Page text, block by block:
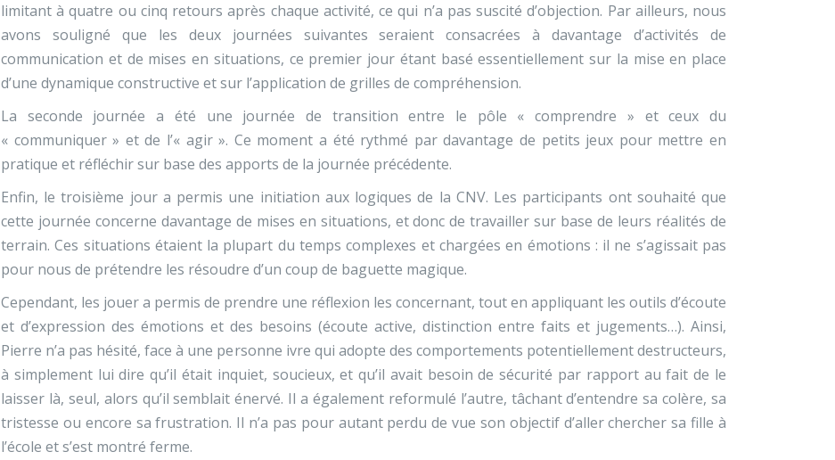
limitant à quatre ou cinq retours après chaque activité, ce qui n’a pas suscité d’objection. Par ailleurs, nous
avons souligné que les deux journées suivantes seraient consacrées à davantage d’activités de
communication et de mises en situations, ce premier jour étant basé essentiellement sur la mise en place
d’une dynamique constructive et sur l’application de grilles de compréhension.
La seconde journée a été une journée de transition entre le pôle « comprendre » et ceux du
« communiquer » et de l’« agir ». Ce moment a été rythmé par davantage de petits jeux pour mettre en
pratique et réfléchir sur base des apports de la journée précédente.
Enfin, le troisième jour a permis une initiation aux logiques de la CNV. Les participants ont souhaité que
cette journée concerne davantage de mises en situations, et donc de travailler sur base de leurs réalités de
terrain. Ces situations étaient la plupart du temps complexes et chargées en émotions : il ne s’agissait pas
pour nous de prétendre les résoudre d’un coup de baguette magique.
Cependant, les jouer a permis de prendre une réflexion les concernant, tout en appliquant les outils d’écoute
et d’expression des émotions et des besoins (écoute active, distinction entre faits et jugements…). Ainsi,
Pierre n’a pas hésité, face à une personne ivre qui adopte des comportements potentiellement destructeurs,
à simplement lui dire qu’il était inquiet, soucieux, et qu’il avait besoin de sécurité par rapport au fait de le
laisser là, seul, alors qu’il semblait énervé. Il a également reformulé l’autre, tâchant d’entendre sa colère, sa
tristesse ou encore sa frustration. Il n’a pas pour autant perdu de vue son objectif d’aller chercher sa fille à
l’école et s’est montré ferme.